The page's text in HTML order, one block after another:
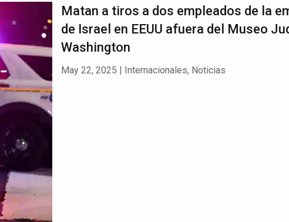
Matan a tiros a dos empleados de la
de Israel en EEUU afuera del Museo
Washington
May 22, 2025 Internacionales, Noticias